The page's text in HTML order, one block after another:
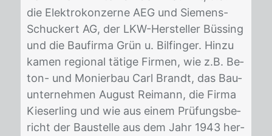
die Elek­tro­kon­zer­ne AEG und Sie­mens-
Schu­ckert AG, der LKW-Her­stel­ler Büs­sing
und die Bau­fir­ma Grün u. Bil­fin­ger. Hin­zu
ka­men re­gio­nal tä­ti­ge Fir­men, wie z.B. Be­
ton- und Mo­nier­bau Carl Brandt, das Bau­
un­ter­neh­men Au­gust Rei­mann, die Fir­ma
Kie­ser­ling und wie aus ei­nem Prü­fungs­be­
richt der Bau­stel­le aus dem Jahr 1943 her­